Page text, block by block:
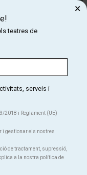
una temàtica
d’impro, on hi
de Barcelona.
d’impro!!!
disfresses, on no
part d’un espectacle
bogeria i diversió
teatres de
serveis i
2018 i Reglament (UE)
i gestionar els nostres
de tractament, supressió,
a la nostra política de
×